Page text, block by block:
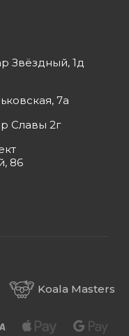
Звёздный, 1д
7а
Славы 2г
86
Koala Masters